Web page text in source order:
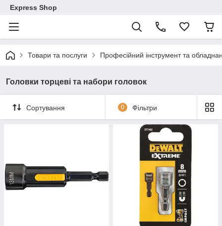
Express Shop
Товари та послуги Професійний інструмент та
Головки торцеві та набори головок
Сортування 0 Фільтри